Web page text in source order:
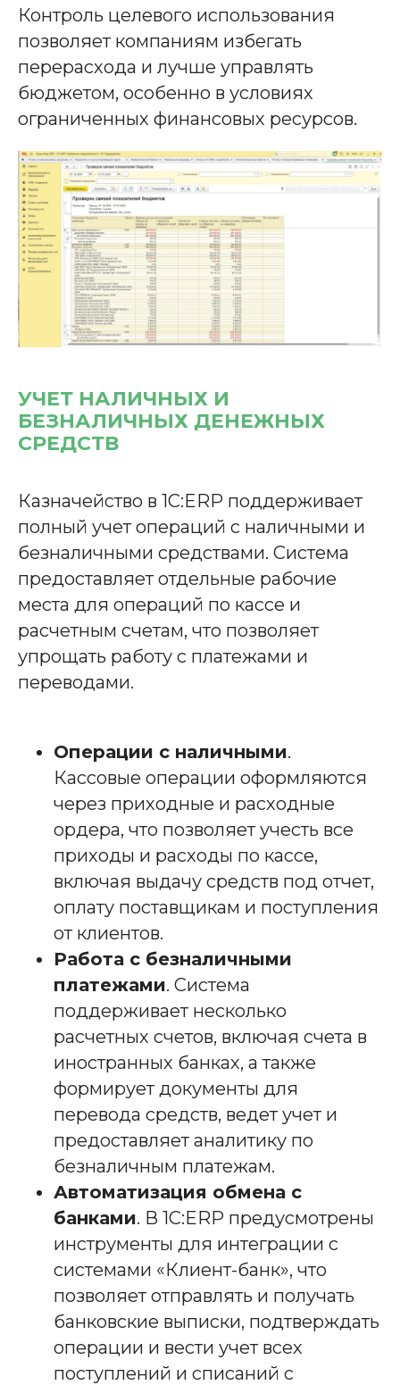
Контроль целевого использования
позволяет компаниям избегать
перерасхода и лучше управлять
бюджетом, особенно в условиях
ограниченных финансовых ресурсов.
УЧЕТ НАЛИЧНЫХ И
БЕЗНАЛИЧНЫХ ДЕНЕЖНЫХ
СРЕДСТВ
Казначейство в 1С:ERP поддерживает
полный учет операций с наличными и
безналичными средствами. Система
предоставляет отдельные рабочие
места для операций по кассе и
расчетным счетам, что позволяет
упрощать работу с платежами и
переводами.
Операции с наличными.
Кассовые операции оформляются
через приходные и расходные
ордера, что позволяет учесть все
приходы и расходы по кассе,
включая выдачу средств под отчет,
оплату поставщикам и поступления
от клиентов.
Работа с безналичными
платежами. Система
поддерживает несколько
расчетных счетов, включая счета в
иностранных банках, а также
формирует документы для
перевода средств, ведет учет и
предоставляет аналитику по
безналичным платежам.
Автоматизация обмена с
банками. В 1С:ERP предусмотрены
инструменты для интеграции с
системами «Клиент-банк», что
позволяет отправлять и получать
банковские выписки, подтверждать
операции и вести учет всех
поступлений и списаний с